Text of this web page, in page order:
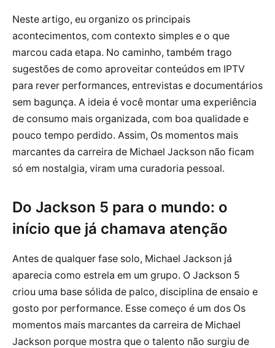
Neste artigo, eu organizo os principais
acontecimentos, com contexto simples e o que
marcou cada etapa. No caminho, também trago
sugestões de como aproveitar conteúdos em IPTV
para rever performances, entrevistas e documentários
sem bagunça. A ideia é você montar uma experiência
de consumo mais organizada, com boa qualidade e
pouco tempo perdido. Assim, Os momentos mais
marcantes da carreira de Michael Jackson não ficam
só em nostalgia, viram uma curadoria pessoal.
Do Jackson 5 para o mundo: o
início que já chamava atenção
Antes de qualquer fase solo, Michael Jackson já
aparecia como estrela em um grupo. O Jackson 5
criou uma base sólida de palco, disciplina de ensaio e
gosto por performance. Esse começo é um dos Os
momentos mais marcantes da carreira de Michael
Jackson porque mostra que o talento não surgiu de